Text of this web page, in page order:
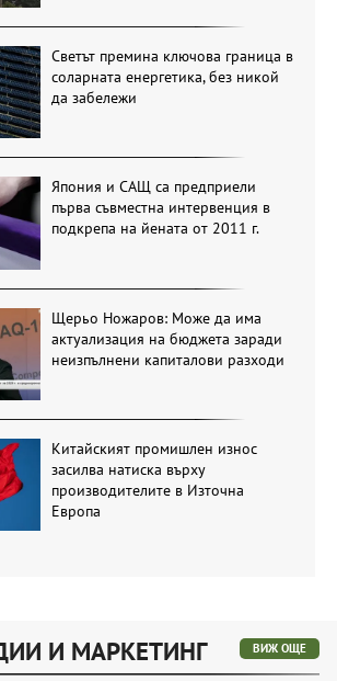
Светът премина ключова граница в
соларната енергетика, без никой
да забележи
Япония и САЩ са предприели
първа съвместна интервенция в
подкрепа на йената от 2011 г.
Щерьо Ножаров: Може да има
актуализация на бюджета заради
неизпълнени капиталови разходи
Китайският промишлен износ
засилва натиска върху
производителите в Източна
Европа
И МАРКЕТИНГ ВИЖ ОЩЕ